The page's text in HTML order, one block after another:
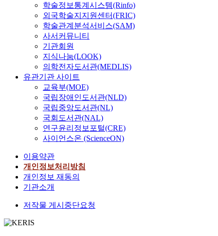
학술정보통계시스템(Rinfo)
외국학술지지원센터(FRIC)
학술관계분석서비스(SAM)
사서커뮤니티
기관회원
지식나눔(LOOK)
의학전자도서관(MEDLIS)
유관기관 사이트
교육부(MOE)
국립장애인도서관(NLD)
국립중앙도서관(NL)
국회도서관(NAL)
연구윤리정보포털(CRE)
사이언스온 (ScienceON)
이용약관
개인정보처리방침
개인정보 재동의
기관소개
저작물 게시중단요청